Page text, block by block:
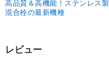
高品質＆高機能！ステンレス製
混合栓の最新機種
レビュー